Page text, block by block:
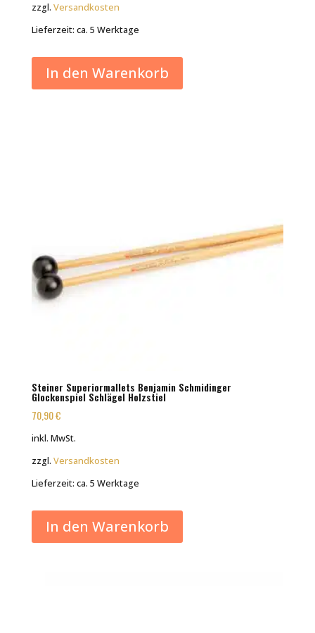
zzgl. Versandkosten
Lieferzeit: ca. 5 Werktage
In den Warenkorb
Steiner Superiormallets Benjamin Schmidinger
Glockenspiel Schlägel Holzstiel
70,90€
inkl. MwSt.
zzgl. Versandkosten
Lieferzeit: ca. 5 Werktage
In den Warenkorb